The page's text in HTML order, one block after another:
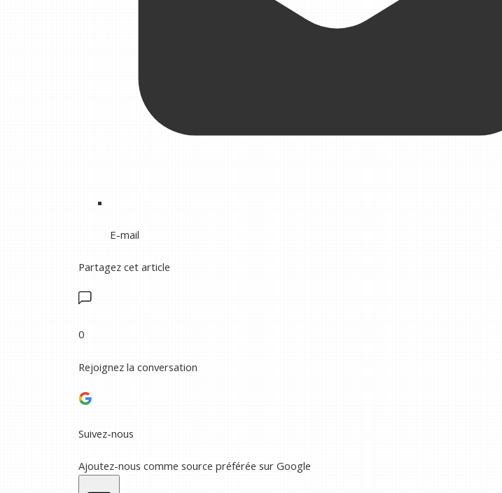
E-mail
Partagez cet article
0
Rejoignez la conversation
Suivez-nous
Ajoutez-nous comme source préférée sur Google